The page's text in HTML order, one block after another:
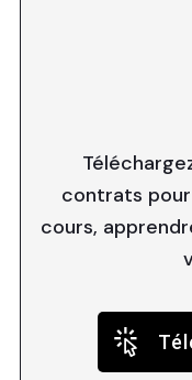
contrats
cours,